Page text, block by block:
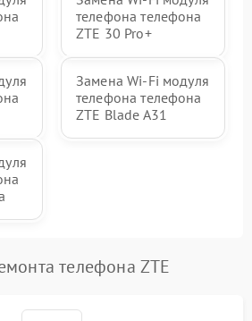
телефона телефона
ZTE 30 Pro+
Замена Wi-Fi модуля
телефона телефона
ZTE Blade A31
телефона ZTE